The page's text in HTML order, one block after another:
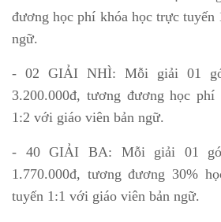
đương học phí khóa học trực
ngữ.
- 02 GIẢI NHÌ: Mỗi giải 01
3.200.000đ, tương đương học
1:2 với giáo viên bản ngữ.
- 40 GIẢI BA: Mỗi giải 01
1.770.000đ, tương đương 30%
tuyến 1:1 với giáo viên bản ngữ.